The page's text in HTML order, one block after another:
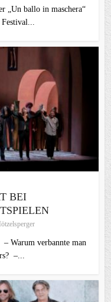
„Un ballo in maschera“
BEI
Warum verbannte man
–...